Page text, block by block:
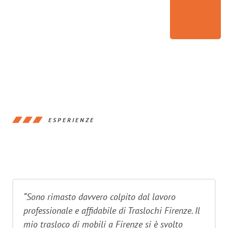
ESPERIENZE
“Sono rimasto davvero colpito dal lavoro
professionale e affidabile di Traslochi Firenze. Il
mio trasloco di mobili a Firenze si è svolto